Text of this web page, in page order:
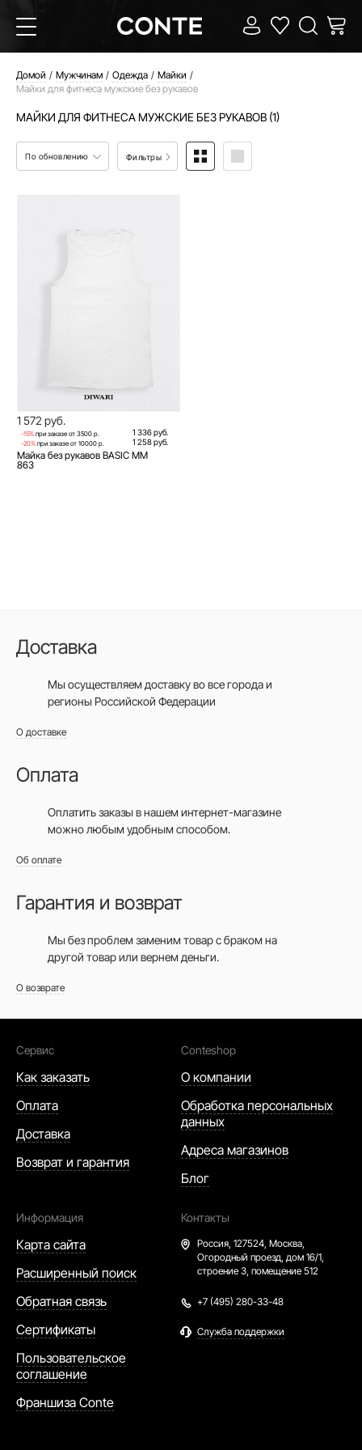
Домой Мужчинам Одежда
Майки
Майки для фитнеса мужские без рукавов
МАЙКИ ДЛЯ ФИТНЕСА МУЖСКИЕ БЕЗ РУКАВОВ (1)
По обновлению Фильтры
1 572 руб.
-15% при заказе от 3500 р. 1 336 руб.
-20% при заказе от 10000 р. 1 258 руб.
Майка без рукавов BASIC MM
863
Доставка
Мы осуществляем доставку во все городаи
регионы Российской Федерации
О доставке
Оплата
Оплатить заказы в нашем интернет-магазине
можно любым удобным способом.
Об оплате
Гарантия и возврат
Мы без проблем заменим товар с браком на
другой товар или вернем деньги.
О возврате
Сервис
Как заказать
Оплата
Доставка
Возврат и гарантия
Conteshop
О компании
Обработка персональных
данных
Адреса магазинов
Блог
Информация
Карта сайта
Расширенный поиск
Обратная связь
Сертификаты
Пользовательское
соглашение
Франшиза Conte
Контакты
Россия, 127524, Москва,
Огородный проезд, дом 16/1,
строение 3, помещение 512
+7 (495) 280-33-48
Служба поддержки